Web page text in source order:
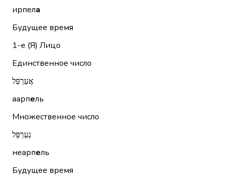
ирпела
Будущее время
1-е (Я) Лицо
Единственное число
אֲעַרְפֵּל
аарпель
Множественное число
נְעַרְפֵּל
неарпель
Будущее время